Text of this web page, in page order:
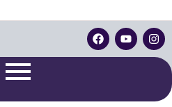
F
a
c
o
Y
o
u
e
I
n
s
r